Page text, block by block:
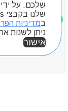
שלכם. על
במדיניות
ניתן לשנות
אישור
מוצרים שאהבתי